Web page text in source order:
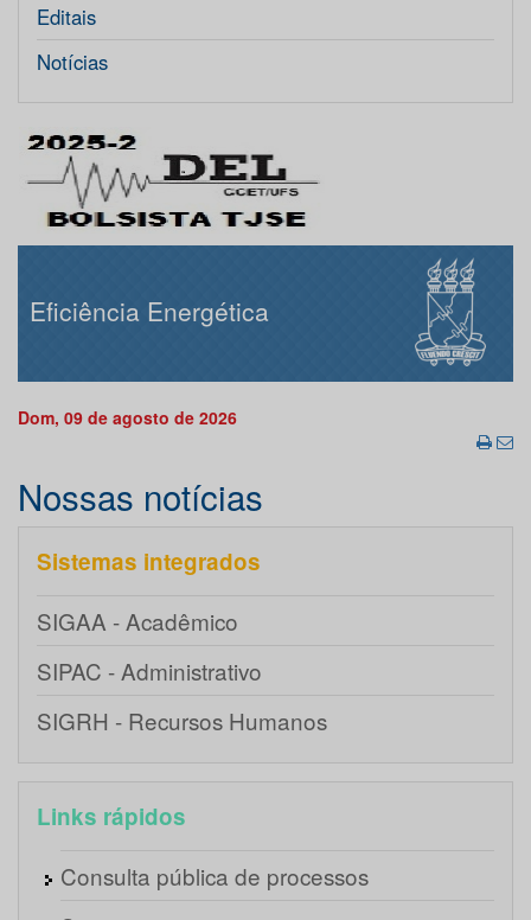
Editais
Notícias
Eficiência Energética
Dom, 09 de agosto de 2026
Nossas notícias
Sistemas integrados
SIGAA - Acadêmico
SIPAC - Administrativo
SIGRH - Recursos Humanos
Links rápidos
Consulta pública de processos